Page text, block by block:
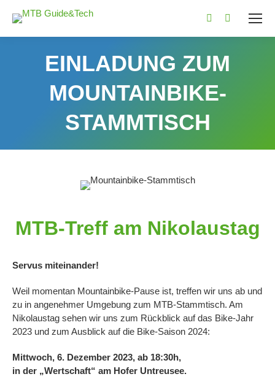
page
opens
in
Facebook
opens
in
EINLADUNG ZUM
MOUNTAINBIKE-
STAMMTISCH
MTB-Treff am Nikolaustag
Servus miteinander!
Weil momentan Mountainbike-Pause ist, treffen wir uns ab und
zu in angenehmer Umgebung zum MTB-Stammtisch. Am
Nikolaustag sehen wir uns zum Rückblick auf das Bike-Jahr
2023 und zum Ausblick auf die Bike-Saison 2024:
Mittwoch, 6. Dezember 2023, ab 18:30h,
in der „Wertschaft“ am Hofer Untreusee.